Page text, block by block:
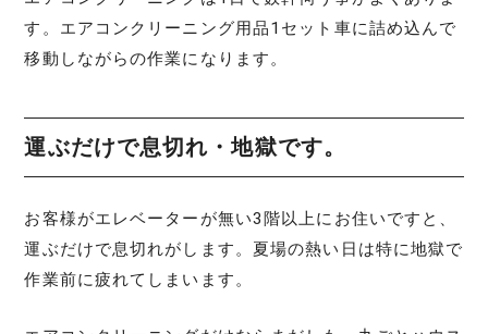
す。エアコンクリーニング用品1セット車に詰め込んで
移動しながらの作業になります。
運ぶだけで息切れ・地獄です。
お客様がエレベーターが無い3階以上にお住いですと、
運ぶだけで息切れがします。夏場の熱い日は特に地獄で
作業前に疲れてしまいます。